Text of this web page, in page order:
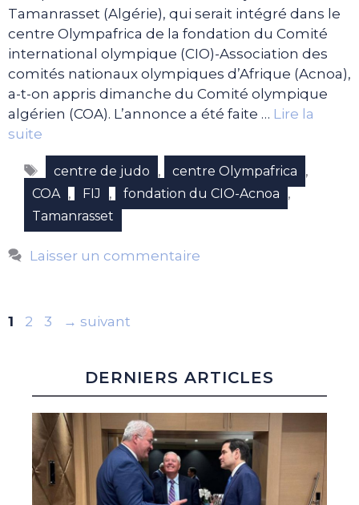
Tamanrasset (Algérie), qui serait intégré dans le
centre Olympafrica de la fondation du Comité
international olympique (CIO)-Association des
comités nationaux olympiques d’Afrique (Acnoa),
a-t-on appris dimanche du Comité olympique
algérien (COA). L’annonce a été faite … Lire la
suite
Étiquettes
centre de judo , centre Olympafrica ,
COA , FIJ , fondation du CIO-Acnoa ,
Tamanrasset
Laisser un commentaire
Page
1 Page
2 Page
3 → suivant
DERNIERS ARTICLES